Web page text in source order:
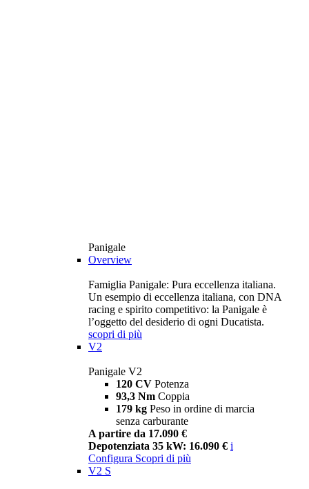
Panigale
Overview
Famiglia Panigale: Pura eccellenza italiana.
Un esempio di eccellenza italiana, con DNA
racing e spirito competitivo: la Panigale è
l’oggetto del desiderio di ogni Ducatista.
scopri di più
V2
Panigale V2
120 CV Potenza
93,3 Nm Coppia
179 kg Peso in ordine di marcia
senza carburante
A partire da 17.090 €
Depotenziata 35 kW: 16.090 € i
Configura Scopri di più
V2 S